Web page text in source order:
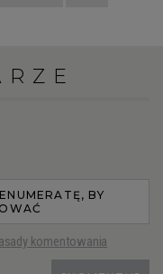
BY
komentowania